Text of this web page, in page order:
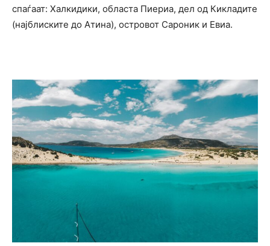
спаѓаат: Халкидики, областа Пиериа, дел од Кикладите
(најблиските до Атина), островот Сароник и Евиа.